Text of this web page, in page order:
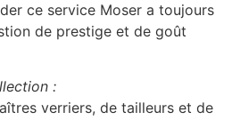
ce service Moser a toujours
de prestige et de goût
:
verriers, de tailleurs et de